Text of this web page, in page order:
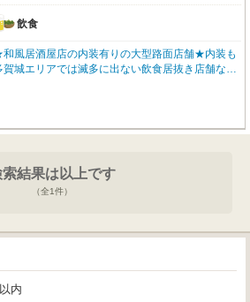
飲食
風居酒屋店の内装有りの大型路面店舗★内装も
城エリアでは滅多に出ない飲食居抜き店舗なの
索結果は以上です
（全1件）
内